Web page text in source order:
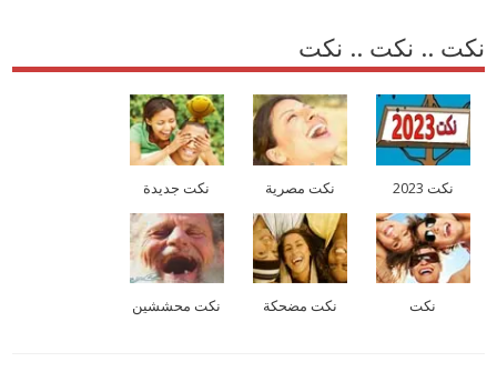
نكت .. نكت .. نكت
نكت 2023 نكت مصرية نكت جديدة
نكت نكت مضحكة نكت محششين